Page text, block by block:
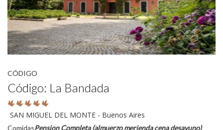
CÓDIGO
Código: La Bandada
SAN MIGUEL DEL MONTE - Buenos Aires
ComidasPension Completa (almuerzo merienda cena desayuno)